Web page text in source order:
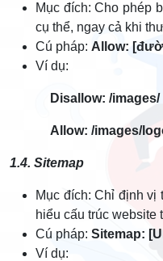
Mục đích: Cho phép
cụ thể, ngay cả khi
Cú pháp: Allow:
Ví dụ:
Disallow: /images/
Allow: /images/
1.4. Sitemap
Mục đích: Chỉ định vị
hiểu cấu trúc website
Cú pháp: Sitemap:
Ví dụ: